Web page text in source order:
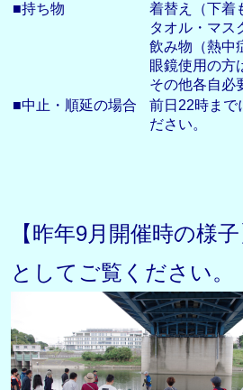
■持ち物
着替え（下着
タオル・マス
飲み物（熱中
眼鏡使用の方
その他各自必
■中止・順延の場合
前日22時まで
ださい。
【昨年9月開催時の様
としてご覧ください。